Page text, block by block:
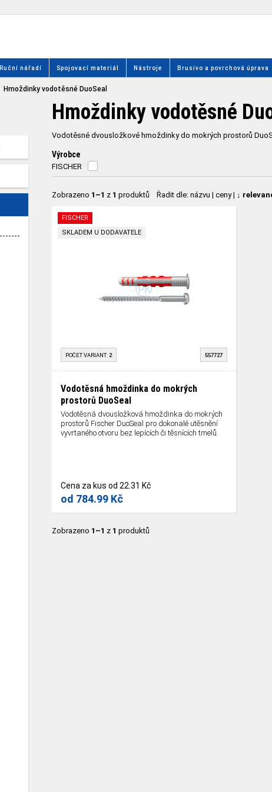
Ruční nářadí Spojovací materiál Nástroje Brusivo a povrchová úprava
Hmoždinky vodotěsné DuoSeal
Hmoždinky vodotěsné
Vodotěsné dvousložkové hmoždinky do mokrých prostorů
Výrobce
FISCHER
Zobrazeno 1–1 z 1 produktů Řadit dle: názvu | ceny| ↓
FISCHER
SKLADEM U DODAVATELE
POČET VARIANT: 2 557727
Vodotěsná hmoždinka do mokrých
prostorů DuoSeal
Vodotěsná dvousložková hmoždinka do mokrých
prostorů Fischer DuoSeal pro dokonalé utěsnění
vyvrtaného otvoru bez lepících či těsnících tmelů.
Cena za kus od 22.31 Kč
od 784.99 Kč
Zobrazeno 1–1 z 1 produktů